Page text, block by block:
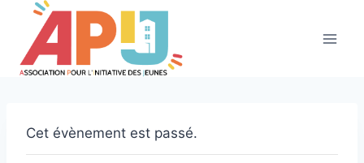
contenu
Cet évènement est passé.